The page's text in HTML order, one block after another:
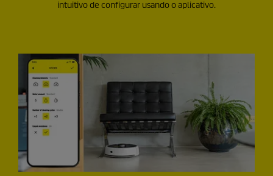
intuitivo de configurar usando o aplicativo.